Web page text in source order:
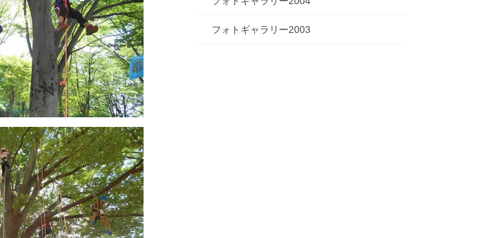
フォトギャラリー2003